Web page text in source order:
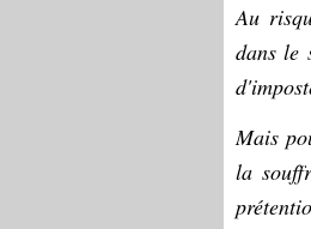
Au
dans le
Mais
la